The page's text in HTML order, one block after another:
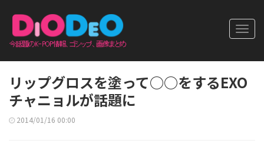
リップグロスを塗って○○をするEXO
チャニョルが話題に
2014/01/16 00:00